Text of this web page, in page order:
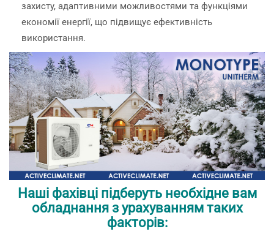
захисту, адаптивними можливостями та функціями
економії енергії, що підвищує ефективність
використання.
Наші фахівці підберуть необхідне вам
обладнання з урахуванням таких
факторів: